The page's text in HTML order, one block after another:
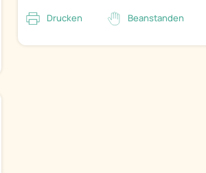
Drucken Beanstanden